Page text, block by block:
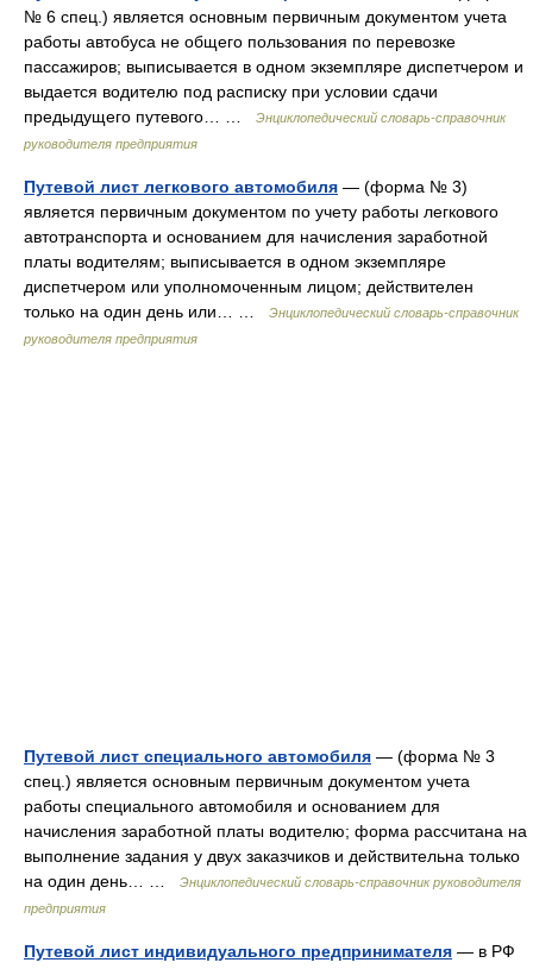
№ 6 спец.) является основным первичным документом учета
работы автобуса не общего пользования по перевозке
пассажиров; выписывается в одном экземпляре диспетчером и
выдается водителю под расписку при условии сдачи
предыдущего путевого… …
Энциклопедический словарь-справочник
руководителя предприятия
Путевой лист легкового автомобиля — (форма № 3)
является первичным документом по учету работы легкового
автотранспорта и основанием для начисления заработной
платы водителям; выписывается в одном экземпляре
диспетчером или уполномоченным лицом; действителен
только на один день или… …
Энциклопедический словарь-справочник
руководителя предприятия
Путевой лист специального автомобиля — (форма № 3
спец.) является основным первичным документом учета
работы специального автомобиля и основанием для
начисления заработной платы водителю; форма рассчитана на
выполнение задания у двух заказчиков и действительна только
на один день… …
Энциклопедический словарь-справочник руководителя
предприятия
Путевой лист индивидуального предпринимателя — в РФ